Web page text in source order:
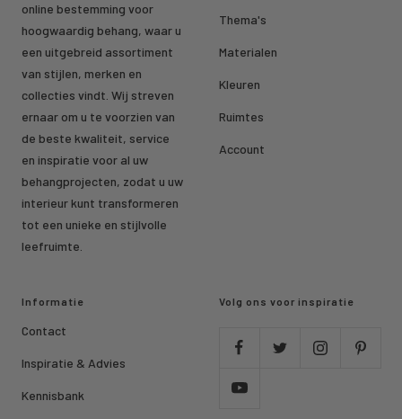
online bestemming voor
hoogwaardig behang, waar u
een uitgebreid assortiment
van stijlen, merken en
collecties vindt. Wij streven
ernaar om u te voorzien van
de beste kwaliteit, service
en inspiratie voor al uw
behangprojecten, zodat u uw
interieur kunt transformeren
tot een unieke en stijlvolle
leefruimte.
Thema's
Materialen
Kleuren
Ruimtes
Account
Informatie
Contact
Inspiratie & Advies
Kennisbank
Volg ons voor inspiratie